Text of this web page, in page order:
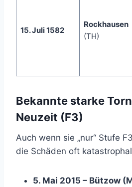
15. Juli 1582
Rockhausen
(TH)
Bekannte starke
Neuzeit (F3)
Auch wenn sie „nur“ Stufe
die Schäden oft
5. Mai 2015 – Bützow